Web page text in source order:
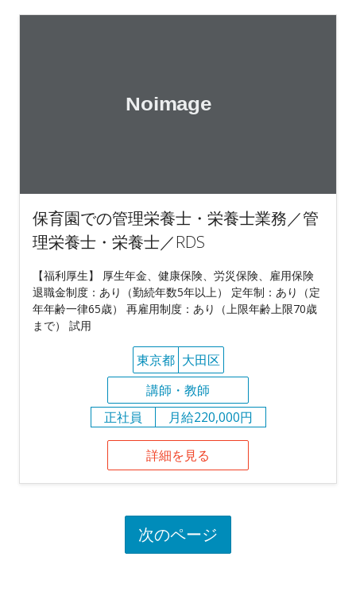
保育園での管理栄養士・栄養士業務／管
理栄養士・栄養士／RDS
【福利厚生】 厚生年金、健康保険、労災保険、雇用保険
退職金制度：あり（勤続年数5年以上） 定年制：あり（定
年年齢一律65歳） 再雇用制度：あり（上限年齢上限70歳
まで） 試用
東京都 大田区
講師・教師
正社員
月給220,000円
詳細を見る
次のページ